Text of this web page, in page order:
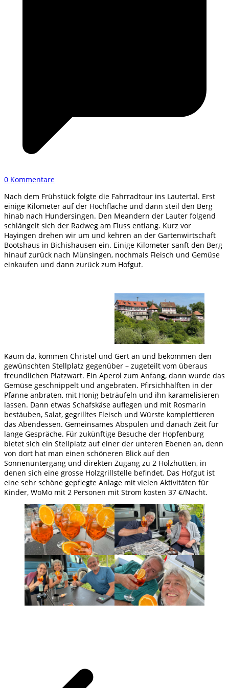
0 Kommentare
Nach dem Frühstück folgte die Fahrradtour ins Lautertal. Erst
einige Kilometer auf der Hochfläche und dann steil den Berg
hinab nach Hundersingen. Den Meandern der Lauter folgend
schlängelt sich der Radweg am Fluss entlang. Kurz vor
Hayingen drehen wir um und kehren an der Gartenwirtschaft
Bootshaus in Bichishausen ein. Einige Kilometer sanft den Berg
hinauf zurück nach Münsingen, nochmals Fleisch und Gemüse
einkaufen und dann zurück zum Hofgut.
Kaum da, kommen Christel und Gert an und bekommen den
gewünschten Stellplatz gegenüber – zugeteilt vom überaus
freundlichen Platzwart. Ein Aperol zum Anfang, dann wurde das
Gemüse geschnippelt und angebraten. Pfirsichhälften in der
Pfanne anbraten, mit Honig beträufeln und ihn karamelisieren
lassen. Dann etwas Schafskäse auflegen und mit Rosmarin
bestäuben, Salat, gegrilltes Fleisch und Würste komplettieren
das Abendessen. Gemeinsames Abspülen und danach Zeit für
lange Gespräche. Für zukünftige Besuche der Hopfenburg
bietet sich ein Stellplatz auf einer der unteren Ebenen an, denn
von dort hat man einen schöneren Blick auf den
Sonnenuntergang und direkten Zugang zu 2 Holzhütten, in
denen sich eine grosse Holzgrillstelle befindet. Das Hofgut ist
eine sehr schöne gepflegte Anlage mit vielen Aktivitäten für
Kinder, WoMo mit 2 Personen mit Strom kosten 37 €/Nacht.